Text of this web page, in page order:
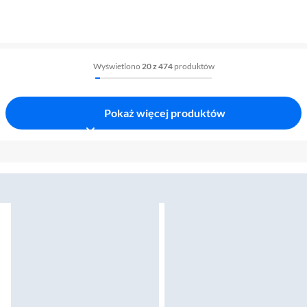
Wyświetlono 20 z 474 produktów
Pokaż więcej produktów